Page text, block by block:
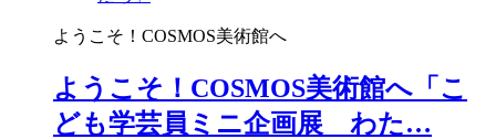
ようこそ！COSMOS美術館へ
ようこそ！COSMOS美術館へ「こ
ども学芸員ミニ企画展 わた…